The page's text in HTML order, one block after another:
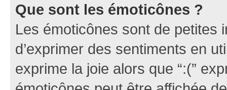
Que sont les émoticônes ?
Les émoticônes sont de petites
d’exprimer des sentiments en
exprime la joie alors que “:(”